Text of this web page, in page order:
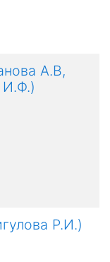
А.В,
И.Ф.)
Р.И.)